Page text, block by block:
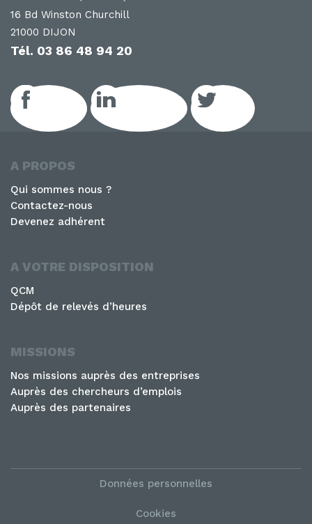
16 Bd Winston Churchill
21000 DIJON
Tél. 03 86 48 94 20
Facebook LinkedIn GEIQ Twitter
A PROPOS
Qui sommes nous ?
Contactez-nous
Devenez adhérent
A VOTRE DISPOSITION
QCM
Dépôt de relevés d’heures
MISSIONS
Nos missions auprès des entreprises
Auprès des chercheurs d’emplois
Auprès des partenaires
Données personnelles
Cookies